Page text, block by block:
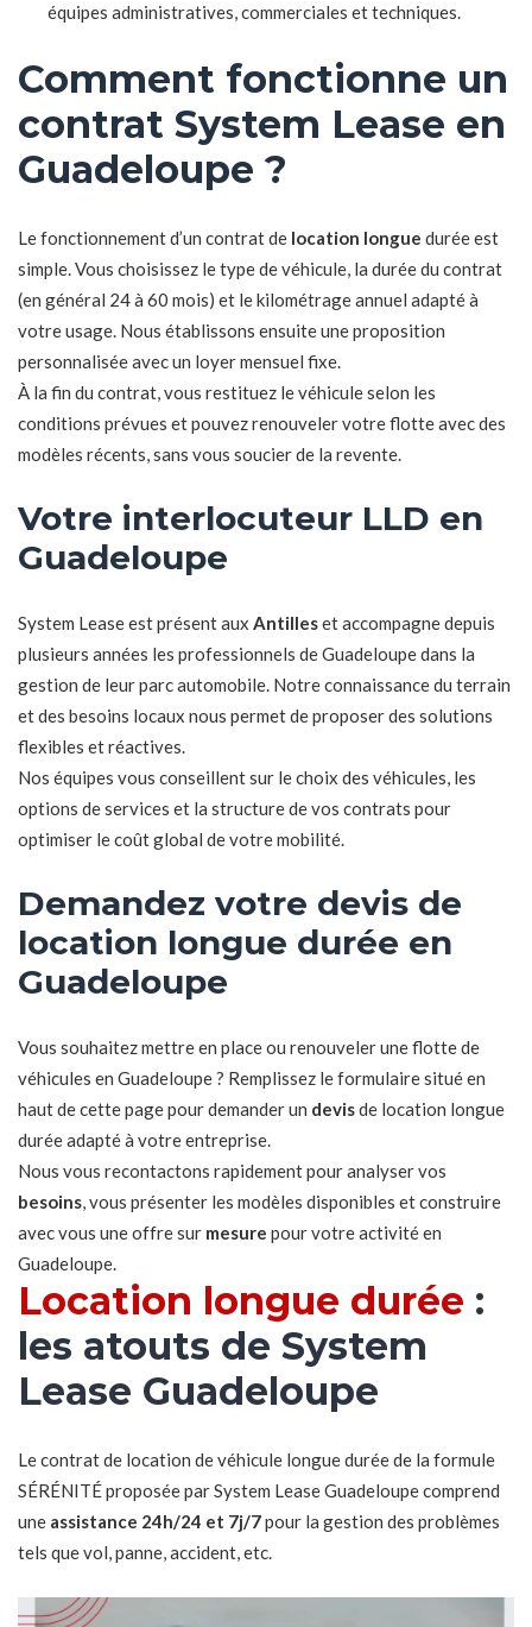
équipes administratives, commerciales et techniques.
Comment fonctionne un
contrat System Lease en
Guadeloupe ?
Le fonctionnement d’un contrat de location longue durée est
simple. Vous choisissez le type de véhicule, la durée du contrat
(en général 24 à 60 mois) et le kilométrage annuel adapté à
votre usage. Nous établissons ensuite une proposition
personnalisée avec un loyer mensuel fixe.
À la fin du contrat, vous restituez le véhicule selon les
conditions prévues et pouvez renouveler votre flotte avec des
modèles récents, sans vous soucier de la revente.
Votre interlocuteur LLD en
Guadeloupe
System Lease est présent aux Antilleset accompagne depuis
plusieurs années les professionnels de Guadeloupe dans la
gestion de leur parc automobile. Notre connaissance du terrain
et des besoins locaux nous permet de proposer des solutions
flexibles et réactives.
Nos équipes vous conseillent sur le choix des véhicules, les
options de services et la structure de vos contrats pour
optimiser le coût global de votre mobilité.
Demandez votre devis de
location longue durée en
Guadeloupe
Vous souhaitez mettre en place ou renouveler une flotte de
véhicules en Guadeloupe ? Remplissez le formulaire situé en
haut de cette page pour demander un devisde location longue
durée adapté à votre entreprise.
Nous vous recontactons rapidement pour analyser vos
besoins, vous présenter les modèles disponibles et construire
avec vous une offre sur mesure pour votre activité en
Guadeloupe.
Location longue durée :
les atouts de System
Lease Guadeloupe
Le contrat de location de véhicule longue durée de la formule
SÉRÉNITÉ proposée par System Lease Guadeloupe comprend
une assistance 24h/24 et 7j/7pour la gestion des problèmes
tels que vol, panne, accident, etc.